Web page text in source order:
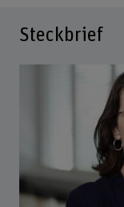
Steckbrief